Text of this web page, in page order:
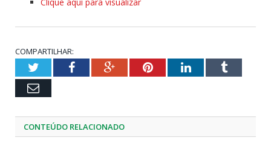
COMPARTILHAR:
TwitterFacebookGoogle+PinterestLinkedInTumblr
Email
CONTEÚDO RELACIONADO